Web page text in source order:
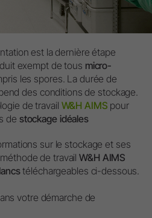
est la dernière étape
exempt de tous micro-
les spores. La durée de
des conditions de stockage.
de travail W&H AIMS pour
de stockage idéales
sur le stockage et ses
de travailW&H AIMS
téléchargeables ci-dessous.
votre démarche de